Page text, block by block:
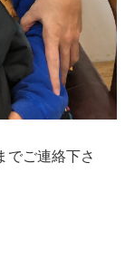
でご連絡下さ